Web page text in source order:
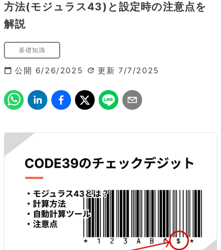
方法(モジュラス43)と設定時の注意点を
解説
基礎知識
公開 6/26/2025 更新 7/7/2025